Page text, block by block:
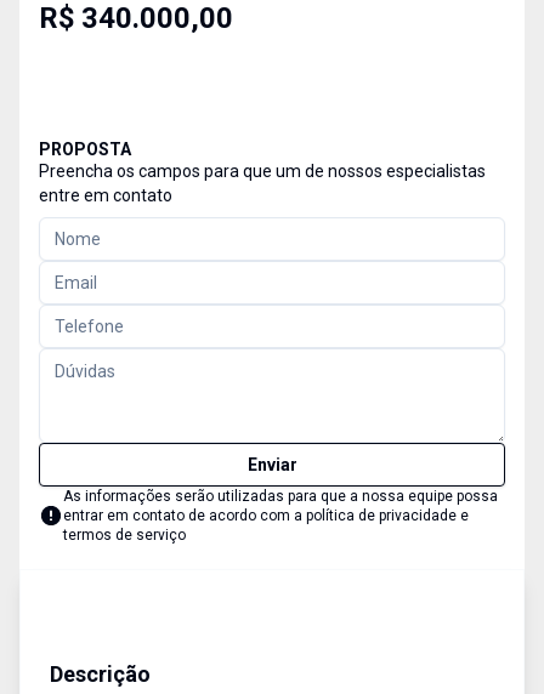
R$ 340.000,00
PROPOSTA
Preencha os campos para que um de nossos especialistas
entre em contato
Enviar
As informações serão utilizadas para que a nossa equipe possa
entrar em contato de acordo com a política de privacidade e
termos de serviço
Descrição